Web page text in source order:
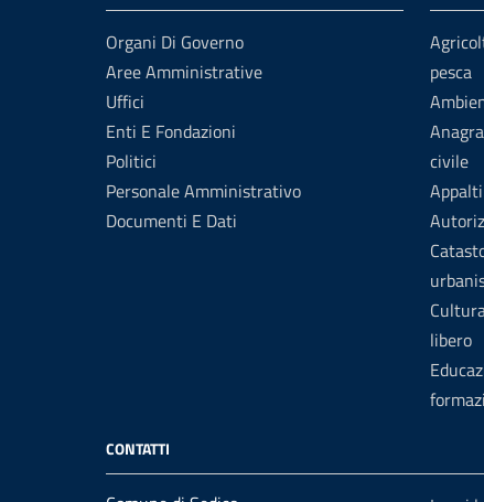
Organi Di Governo
Aree Amministrative
Uffici
Enti E Fondazioni
Politici
Personale Amministrativo
Documenti E Dati
pesca
civile
libero
CONTATTI